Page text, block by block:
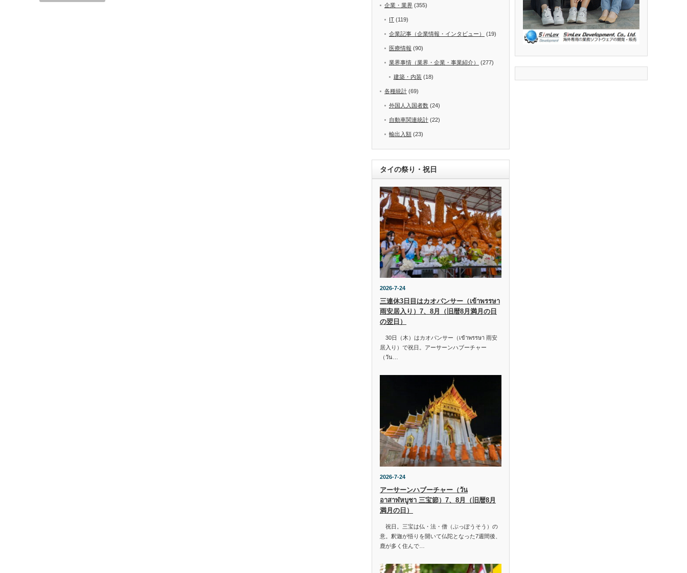
企業・業界 (355)
IT (119)
企業記事（企業情報・インタビュー） (19)
医療情報 (90)
業界事情（業界・企業・事業紹介） (277)
建築・内装 (18)
各種統計 (69)
外国人入国者数 (24)
自動車関連統計 (22)
輸出入額 (23)
タイの祭り・祝日
2026-7-24
三連休3日目はカオパンサー（เข้าพรรษา
雨安居入り）7、8月（旧暦8月満月の日
の翌日）
30日（木）はカオパンサー（เข้าพรรษา 雨安
居入り）で祝日。アーサーンハブーチャー
（วัน…
2026-7-24
アーサーンハブーチャー（วัน
อาสาฬหบูชา 三宝節）7、8月（旧暦8月
満月の日）
祝日。三宝は仏・法・僧（ぶっぽうそう）の
意。釈迦が悟りを開いて仏陀となった7週間後、
鹿が多く住んで…